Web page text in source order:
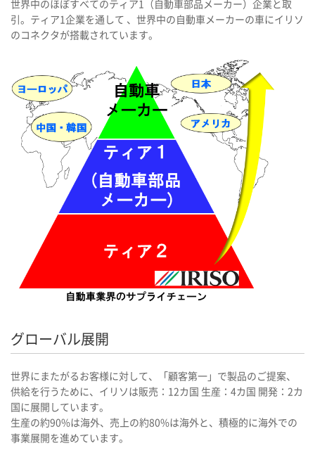
世界中のほぼすべてのティア1（自動車部品メーカー）企業と取
引。ティア1企業を通して 、世界中の自動車メーカーの車にイリソ
のコネクタが搭載されています。
グローバル展開
世界にまたがるお客様に対して、「顧客第一」で製品のご提案、
供給を行うために、イリソは販売：12カ国 生産：4カ国 開発：2カ
国に展開しています。
生産の約90%は海外、売上の約80%は海外と、積極的に海外での
事業展開を進めています。